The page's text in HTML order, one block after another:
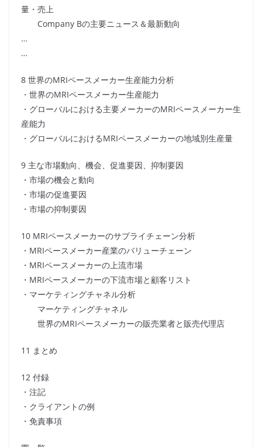
量・売上
Company Bの主要ニュース＆最新動向
…
…
8 世界のMRIペースメーカー生産能力分析
・世界のMRIペースメーカー生産能力
・グローバルにおける主要メーカーのMRIペースメーカー生
産能力
・グローバルにおけるMRIペースメーカーの地域別生産量
9 主な市場動向、機会、促進要因、抑制要因
・市場の機会と動向
・市場の促進要因
・市場の抑制要因
10 MRIペースメーカーのサプライチェーン分析
・MRIペースメーカー産業のバリューチェーン
・MRIペースメーカーの上流市場
・MRIペースメーカーの下流市場と顧客リスト
・マーケティングチャネル分析
マーケティングチャネル
世界のMRIペースメーカーの販売業者と販売代理店
11 まとめ
12 付録
・注記
・クライアントの例
・免責事項